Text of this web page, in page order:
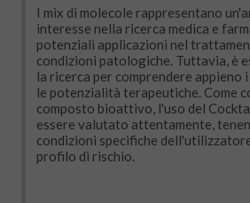
I mix di molecole rappresentano
interesse nella ricerca medica e
potenziali applicazioni nel
condizioni patologiche. Tuttavia, è
la ricerca per comprendere
le potenzialità terapeutiche. Come
composto bioattivo, l'uso del
essere valutato attentamente,
condizioni specifiche
profilo di rischio.